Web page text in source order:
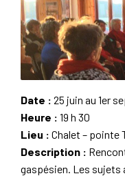
Date : 25 juin au 1er
Heure : 19 h 30
Lieu : Chalet – pointe
Description :
gaspésien. Les sujets